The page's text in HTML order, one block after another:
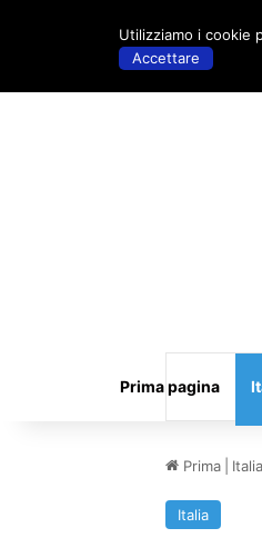
Prima pagina
Prima Italia
Italia
Utilizziamo i cookie
Accettare